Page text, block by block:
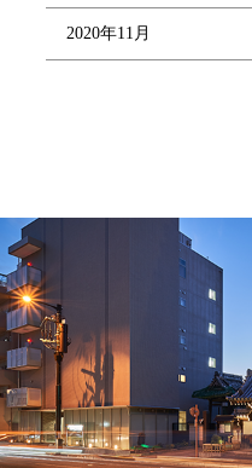
2020年11月